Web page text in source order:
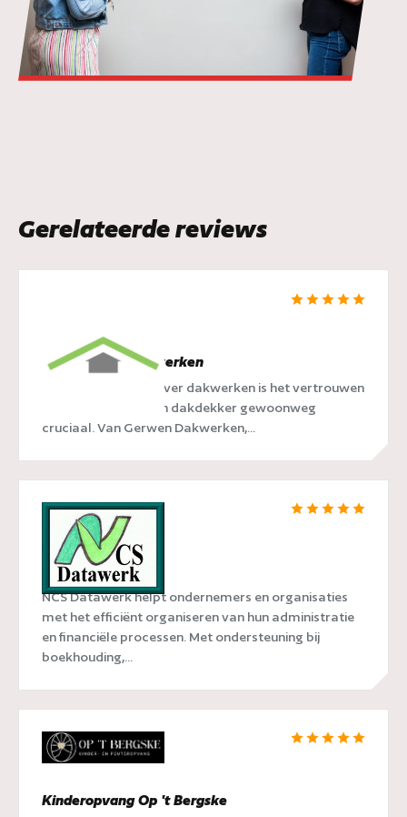
Gerelateerde reviews
van Gerwen Dakwerken
Als we het hebben over dakwerken is het vertrouwen
dat je plaatst op een dakdekker gewoonweg
cruciaal. Van Gerwen Dakwerken,...
NCS Datawerk
NCS Datawerk helpt ondernemers en organisaties
met het efficiënt organiseren van hun administratie
en financiële processen. Met ondersteuning bij
boekhouding,...
Kinderopvang Op 't Bergske